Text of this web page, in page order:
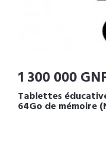
1 300 000
Tablettes
64Go de mémoire